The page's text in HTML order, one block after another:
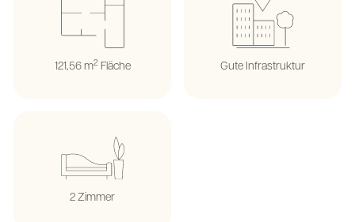
121,56 m2 Fläche Gute Infrastruktur
2 Zimmer